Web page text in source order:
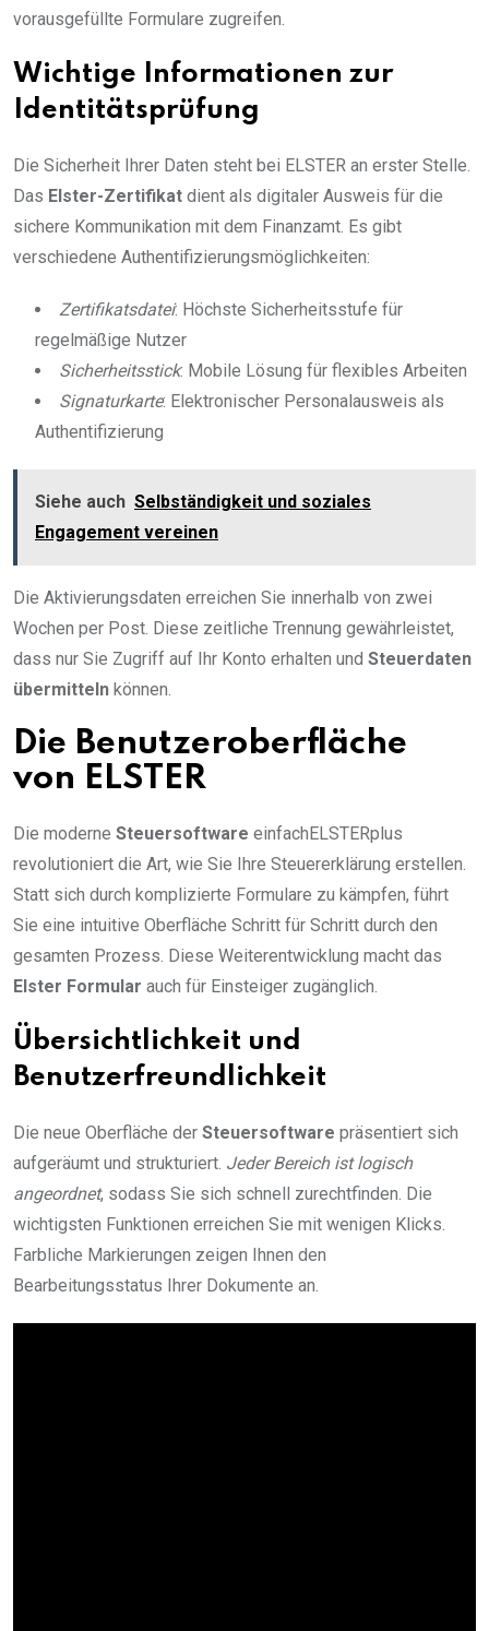
vorausgefüllte Formulare zugreifen.
Wichtige Informationen zur
Identitätsprüfung
Die Sicherheit Ihrer Daten steht bei ELSTER an erster Stelle.
Das Elster-Zertifikat dient als digitaler Ausweis für die
sichere Kommunikation mit dem Finanzamt. Es gibt
verschiedene Authentifizierungsmöglichkeiten:
Zertifikatsdatei: Höchste Sicherheitsstufe für
regelmäßige Nutzer
Sicherheitsstick: Mobile Lösung für flexibles Arbeiten
Signaturkarte: Elektronischer Personalausweis als
Authentifizierung
Siehe auch Selbständigkeit und soziales
Engagement vereinen
Die Aktivierungsdaten erreichen Sie innerhalb von zwei
Wochen per Post. Diese zeitliche Trennung gewährleistet,
dass nur Sie Zugriff auf Ihr Konto erhalten und Steuerdaten
übermitteln können.
Die Benutzeroberfläche
von ELSTER
Die moderne Steuersoftware einfachELSTERplus
revolutioniert die Art, wie Sie Ihre Steuererklärung erstellen.
Statt sich durch komplizierte Formulare zu kämpfen, führt
Sie eine intuitive Oberfläche Schritt für Schritt durch den
gesamten Prozess. Diese Weiterentwicklung macht das
Elster Formular auch für Einsteiger zugänglich.
Übersichtlichkeit und
Benutzerfreundlichkeit
Die neue Oberfläche der Steuersoftware präsentiert sich
aufgeräumt und strukturiert. Jeder Bereich ist logisch
angeordnet, sodass Sie sich schnell zurechtfinden. Die
wichtigsten Funktionen erreichen Sie mit wenigen Klicks.
Farbliche Markierungen zeigen Ihnen den
Bearbeitungsstatus Ihrer Dokumente an.